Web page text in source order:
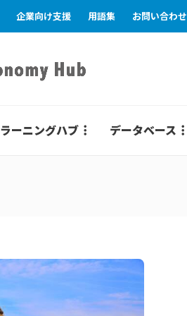
企業向け支援 用語集 お問い合わせ
ラーニングハブ データベース